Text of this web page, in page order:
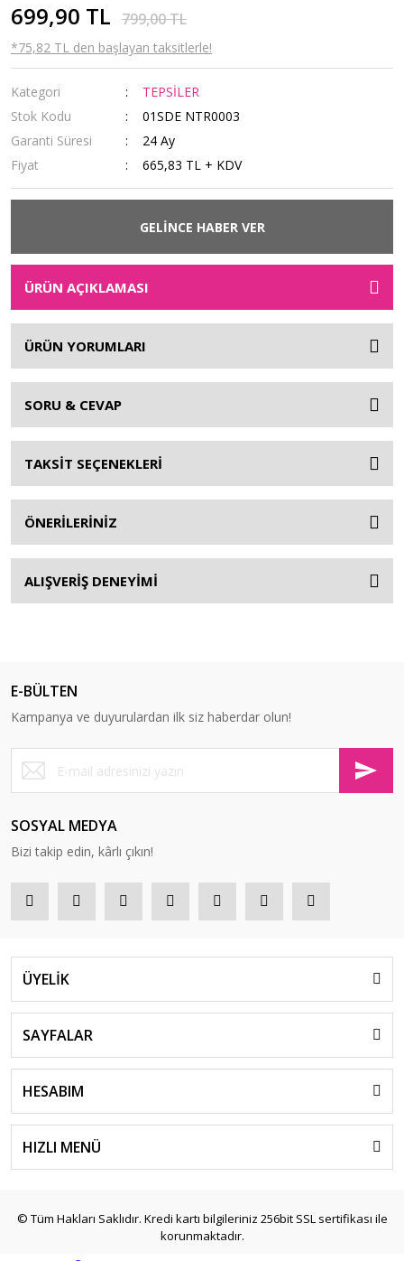
699,90 TL 799,00 TL
*75,82 TL den başlayan taksitlerle!
Kategori
TEPSİLER
Stok Kodu
01SDE NTR0003
Garanti Süresi
24 Ay
Fiyat
665,83 TL + KDV
GELİNCE HABER VER
ÜRÜN AÇIKLAMASI
ÜRÜN YORUMLARI
SORU & CEVAP
TAKSİT SEÇENEKLERİ
ÖNERİLERİNİZ
ALIŞVERİŞ DENEYİMİ
E-BÜLTEN
Kampanya ve duyurulardan ilk siz haberdar olun!
SOSYAL MEDYA
Bizi takip edin, kârlı çıkın!
ÜYELİK
SAYFALAR
HESABIM
HIZLI MENÜ
© Tüm Hakları Saklıdır. Kredi kartı bilgileriniz 256bit SSL sertifikası ile
korunmaktadır.